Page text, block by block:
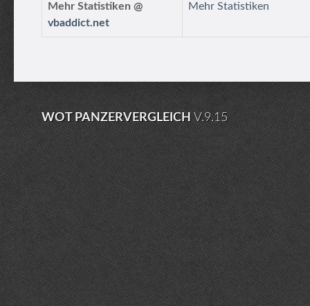
Mehr Statistiken @
vbaddict.net
Mehr Statistiken
WOT PANZERVERGLEICHV.9.15